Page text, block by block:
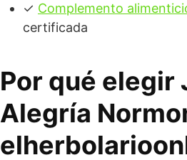
✓ Complemento
certificada
Por qué elegir
Alegría